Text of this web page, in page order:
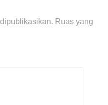
Ruas yang